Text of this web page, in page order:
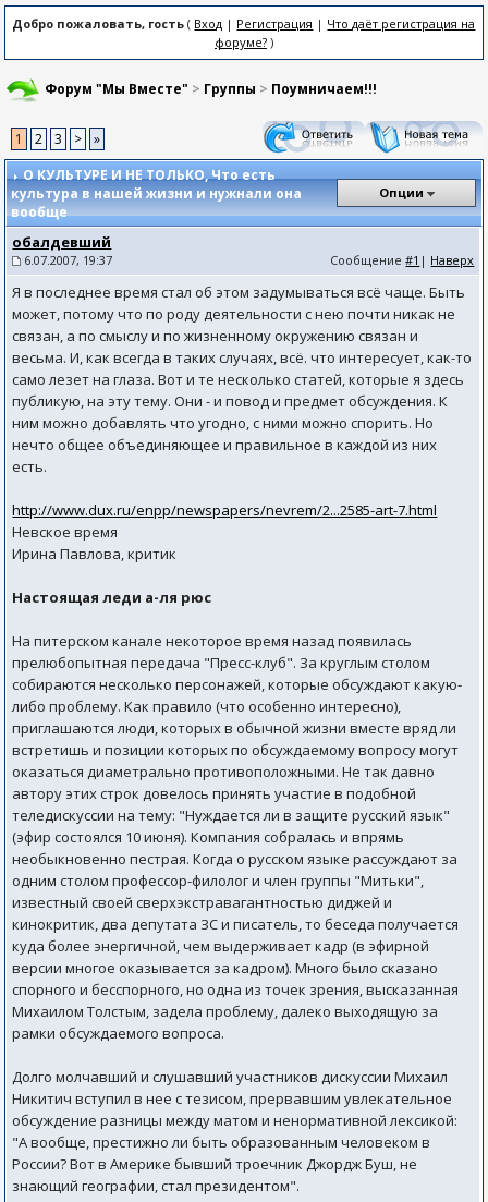
Добро пожаловать, гость ( Вход | Регистрация | Что даёт регистрация на
форуме?)
Форум "Мы Вместе" > Группы > Поумничаем!!!
1 2 3 >
»
О КУЛЬТУРЕ И НЕ ТОЛЬКО, Что есть
культура в нашей жизни и нужнали она
вообще
Опции
обалдевший
6.07.2007, 19:37 Сообщение#1 | Наверх
Я в последнее время стал об этом задумываться всё чаще. Быть
может, потому что по роду деятельности с нею почти никак не
связан, а по смыслу и по жизненному окружению связан и
весьма. И, как всегда в таких случаях, всё. что интересует, как-то
само лезет на глаза. Вот и те несколько статей, которые я здесь
публикую, на эту тему. Они - и повод и предмет обсуждения. К
ним можно добавлять что угодно, с ними можно спорить. Но
нечто общее объединяющее и правильное в каждой из них
есть.
http://www.dux.ru/enpp/newspapers/nevrem/2...2585-art-7.html
Невское время
Ирина Павлова, критик
Настоящая леди а-ля рюс
На питерском канале некоторое время назад появилась
прелюбопытная передача "Пресс-клуб". За круглым столом
собираются несколько персонажей, которые обсуждают какую-
либо проблему. Как правило (что особенно интересно),
приглашаются люди, которых в обычной жизни вместе вряд ли
встретишь и позиции которых по обсуждаемому вопросу могут
оказаться диаметрально противоположными. Не так давно
автору этих строк довелось принять участие в подобной
теледискуссии на тему: "Нуждается ли в защите русский язык"
(эфир состоялся 10 июня). Компания собралась и впрямь
необыкновенно пестрая. Когда о русском языке рассуждают за
одним столом профессор-филолог и член группы "Митьки",
известный своей сверхэкстравагантностью диджей и
кинокритик, два депутата ЗС и писатель, то беседа получается
куда более энергичной, чем выдерживает кадр (в эфирной
версии многое оказывается за кадром). Много было сказано
спорного и бесспорного, но одна из точек зрения, высказанная
Михаилом Толстым, задела проблему, далеко выходящую за
рамки обсуждаемого вопроса.
Долго молчавший и слушавший участников дискуссии Михаил
Никитич вступил в нее с тезисом, прервавшим увлекательное
обсуждение разницы между матом и ненормативной лексикой:
"А вообще, престижно ли быть образованным человеком в
России? Вот в Америке бывший троечник Джордж Буш, не
знающий географии, стал президентом".